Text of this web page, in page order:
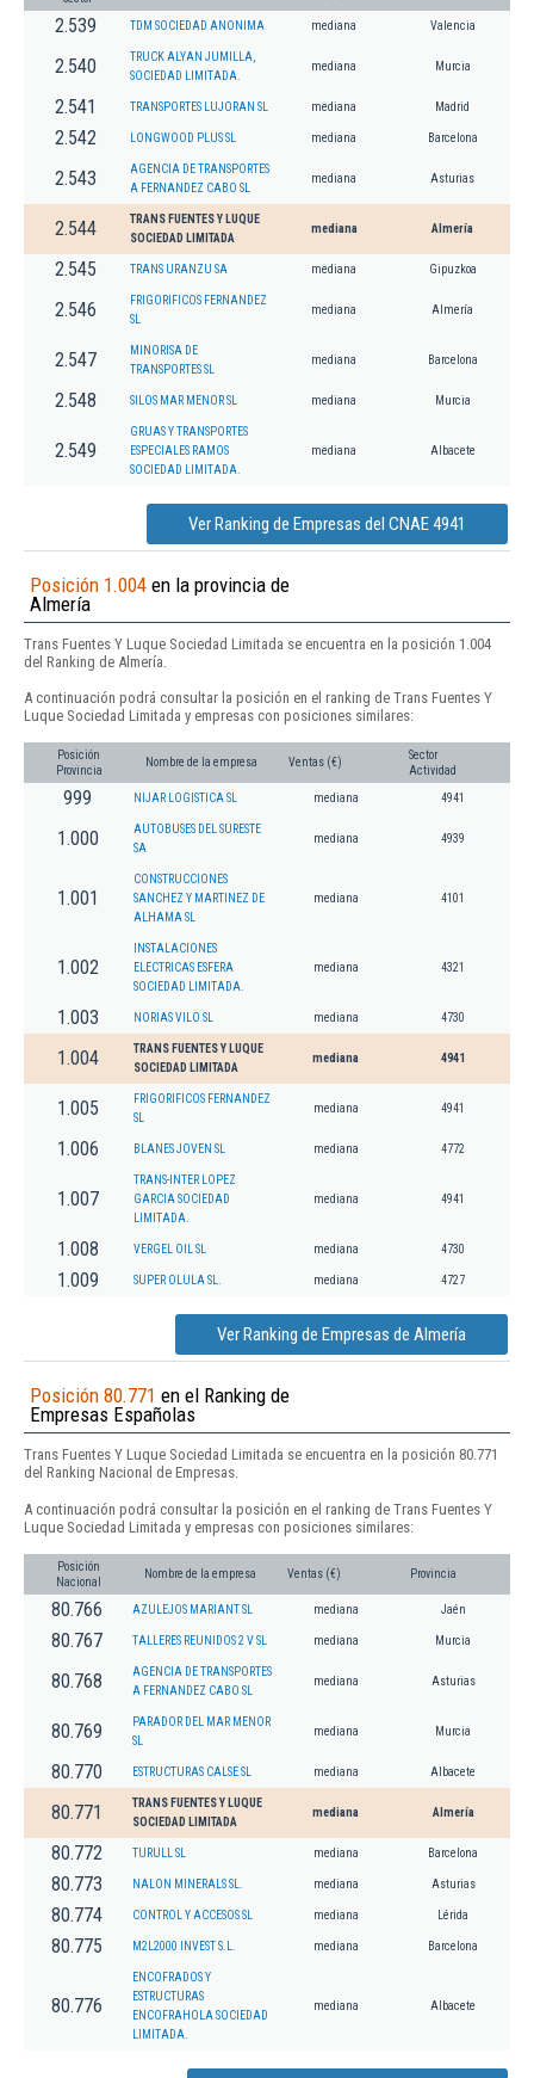
2.539 TDM SOCIEDAD ANONIMA mediana Valencia
2.540
TRUCK ALYAN JUMILLA,
SOCIEDAD LIMITADA.
mediana Murcia
2.541 TRANSPORTES LUJORAN SL mediana Madrid
2.542 LONGWOOD PLUS SL mediana Barcelona
2.543
AGENCIA DE TRANSPORTES
A FERNANDEZ CABO SL
mediana Asturias
2.544
TRANS FUENTES Y LUQUE
SOCIEDAD LIMITADA
mediana Almería
2.545 TRANS URANZU SA mediana Gipuzkoa
2.546
FRIGORIFICOS FERNANDEZ
SL
mediana Almería
2.547
MINORISA DE
TRANSPORTES SL
mediana Barcelona
2.548 SILOS MAR MENOR SL mediana Murcia
2.549
GRUAS Y TRANSPORTES
ESPECIALES RAMOS
SOCIEDAD LIMITADA.
mediana Albacete
Ver Ranking de Empresas del CNAE 4941
Posición 1.004 en la provincia de
Almería
Trans Fuentes Y Luque Sociedad Limitada se encuentra en la posición 1.004
del Ranking de Almería.
A continuación podrá consultar la posición en el ranking de Trans Fuentes Y
Luque Sociedad Limitada y empresas con posiciones similares:
Posición
Provincia
Nombre de la empresa Ventas (€)
Sector
Actividad
999 NIJAR LOGISTICA SL mediana 4941
1.000
AUTOBUSES DEL SURESTE
SA
mediana 4939
1.001
CONSTRUCCIONES
SANCHEZ Y MARTINEZ DE
ALHAMA SL
mediana 4101
1.002
INSTALACIONES
ELECTRICAS ESFERA
SOCIEDAD LIMITADA.
mediana 4321
1.003 NORIAS VILO SL mediana 4730
1.004
TRANS FUENTES Y LUQUE
SOCIEDAD LIMITADA
mediana 4941
1.005
FRIGORIFICOS FERNANDEZ
SL
mediana 4941
1.006 BLANES JOVEN SL mediana 4772
1.007
TRANS-INTER LOPEZ
GARCIA SOCIEDAD
LIMITADA.
mediana 4941
1.008 VERGEL OIL SL mediana 4730
1.009 SUPER OLULA SL. mediana 4727
Ver Ranking de Empresas de Almería
Posición 80.771 en el Ranking de
Empresas Españolas
Trans Fuentes Y Luque Sociedad Limitada se encuentra en la posición 80.771
del Ranking Nacional de Empresas.
A continuación podrá consultar la posición en el ranking de Trans Fuentes Y
Luque Sociedad Limitada y empresas con posiciones similares:
Posición
Nacional
Nombre de la empresa Ventas (€) Provincia
80.766 AZULEJOS MARIANT SL mediana Jaén
80.767 TALLERES REUNIDOS 2 V SL mediana Murcia
80.768
AGENCIA DE TRANSPORTES
A FERNANDEZ CABO SL
mediana Asturias
80.769
PARADOR DEL MAR MENOR
SL
mediana Murcia
80.770 ESTRUCTURAS CALSE SL mediana Albacete
80.771
TRANS FUENTES Y LUQUE
SOCIEDAD LIMITADA
mediana Almería
80.772 TURULL SL mediana Barcelona
80.773 NALON MINERALS SL. mediana Asturias
80.774 CONTROL Y ACCESOS SL mediana Lérida
80.775 M2L2000 INVEST S.L. mediana Barcelona
80.776
ENCOFRADOS Y
ESTRUCTURAS
ENCOFRAHOLA SOCIEDAD
LIMITADA.
mediana Albacete